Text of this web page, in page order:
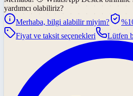
yardımcı olabiliriz?
Merhaba, bilgi alabilir miyim?
Fiyat ve taksit seçenekleri
Lütfen